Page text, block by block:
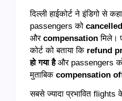
दिल्ली हाईकोर्ट ने इंडिगो से
passengers को
और compensation मिले।
कोर्ट को बताया कि refund
हो गया हैऔर passengers
मुताबिक compensation
सबसे ज्यादा प्रभावित flights